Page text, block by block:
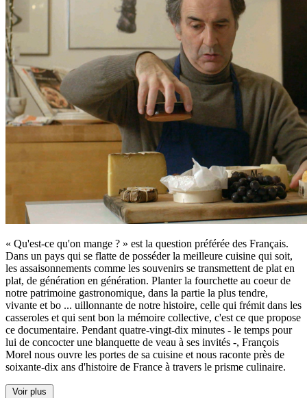
« Qu'est-ce qu'on mange ? » est la question préférée des Français.
Dans un pays qui se flatte de posséder la meilleure cuisine qui soit,
les assaisonnements comme les souvenirs se transmettent de plat en
plat, de génération en génération. Planter la fourchette au coeur de
notre patrimoine gastronomique, dans la partie la plus tendre,
vivante et bo ... uillonnante de notre histoire, celle qui frémit dans les
casseroles et qui sent bon la mémoire collective, c'est ce que propose
ce documentaire. Pendant quatre-vingt-dix minutes - le temps pour
lui de concocter une blanquette de veau à ses invités -, François
Morel nous ouvre les portes de sa cuisine et nous raconte près de
soixante-dix ans d'histoire de France à travers le prisme culinaire.
Voir plus